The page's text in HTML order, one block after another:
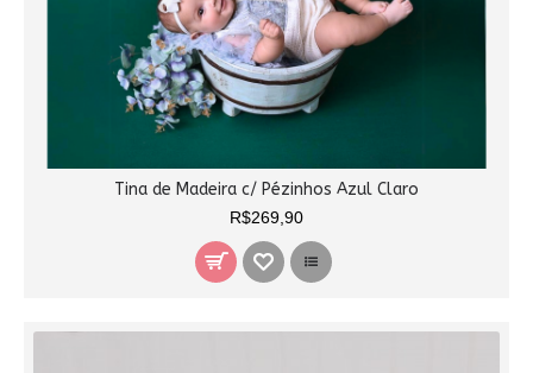
Tina de Madeira c/ Pézinhos Azul Claro
R$269,90